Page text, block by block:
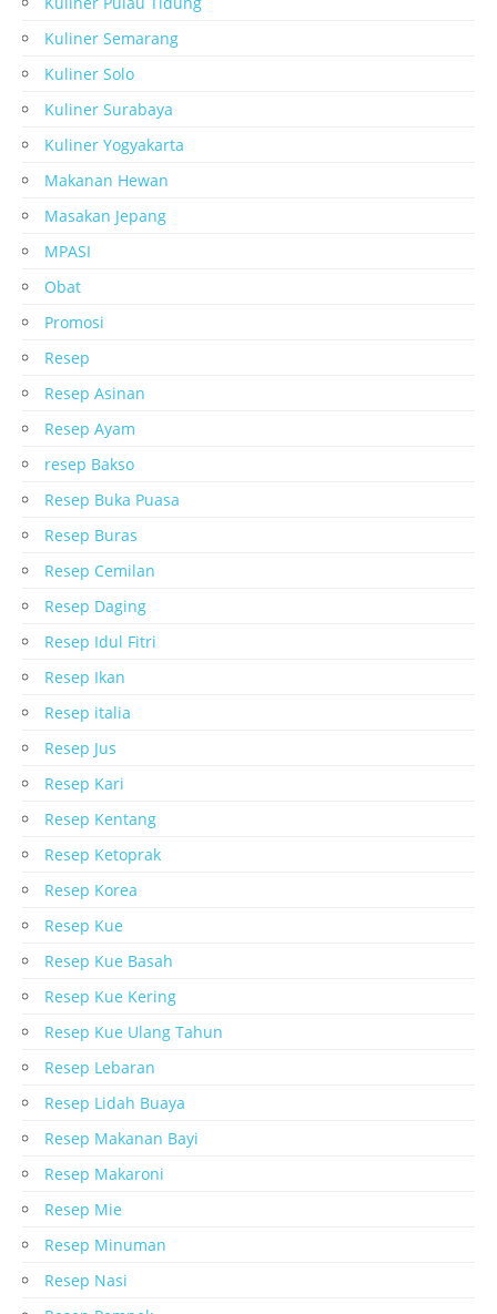
Kuliner Semarang
Kuliner Solo
Kuliner Surabaya
Kuliner Yogyakarta
Makanan Hewan
Masakan Jepang
MPASI
Obat
Promosi
Resep
Resep Asinan
Resep Ayam
resep Bakso
Resep Buka Puasa
Resep Buras
Resep Cemilan
Resep Daging
Resep Idul Fitri
Resep Ikan
Resep italia
Resep Jus
Resep Kari
Resep Kentang
Resep Ketoprak
Resep Korea
Resep Kue
Resep Kue Basah
Resep Kue Kering
Resep Kue Ulang Tahun
Resep Lebaran
Resep Lidah Buaya
Resep Makanan Bayi
Resep Makaroni
Resep Mie
Resep Minuman
Resep Nasi